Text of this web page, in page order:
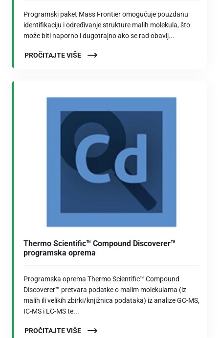
Programski paket Mass Frontier omogućuje pouzdanu
identifikaciju i određivanje strukture malih molekula, što
može biti naporno i dugotrajno ako se rad obavlj...
PROČITAJTE VIŠE
Thermo Scientific™ Compound Discoverer™
programska oprema
Programska oprema Thermo Scientific™ Compound
Discoverer™ pretvara podatke o malim molekulama (iz
malih ili velikih zbirki/knjižnica podataka) iz analize GC-MS,
IC-MS i LC-MS te...
PROČITAJTE VIŠE